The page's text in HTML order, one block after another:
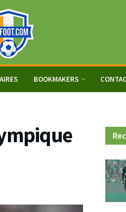
BOOKMAKERS